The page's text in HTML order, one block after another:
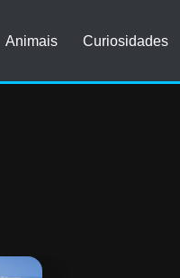
Animais Curiosidades